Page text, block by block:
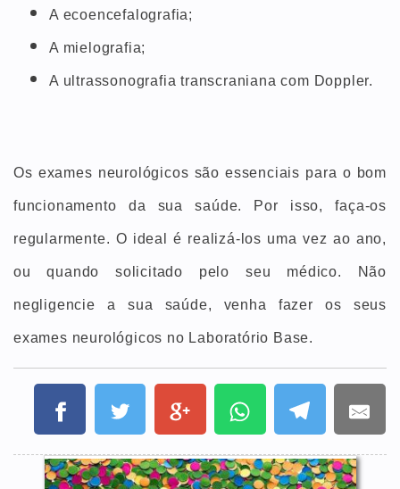
A ecoencefalografia;
A mielografia;
A ultrassonografia transcraniana com Doppler.
Os exames neurológicos são essenciais para o bom
funcionamento da sua saúde. Por isso, faça-os
regularmente. O ideal é realizá-los uma vez ao ano,
ou quando solicitado pelo seu médico. Não
negligencie a sua saúde, venha fazer os seus
exames neurológicos no Laboratório Base.